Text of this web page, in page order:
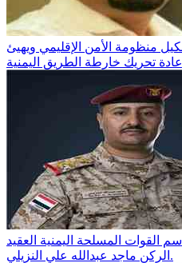
منظومة الأمن الإقليمي ويهيئ
القوات المسلحة اليمنية العقيد
الركن ماجد عبدالله علي النزيلي.